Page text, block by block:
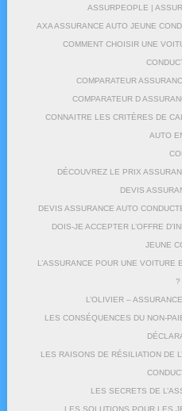
ASSURPEOPLE |
AXA ASSURANCE AUTO JEUNE
COMMENT CHOISIR UNE
COMPARATEUR
COMPARATEUR D
CONNAITRE LES CRITÈRES DE
AUTO
DÉCOUVREZ LE PRIX
DEVIS
DEVIS ASSURANCE AUTO
DOIS-JE ACCEPTER L’OFFRE
JEUNE
L’ASSURANCE POUR UNE
?
L’OLIVIER –
LES CONSÉQUENCES DU NON-
LES RAISONS DE RÉSILIATION DE
LES SECRETS DE
LES SOLUTIONS POUR LES